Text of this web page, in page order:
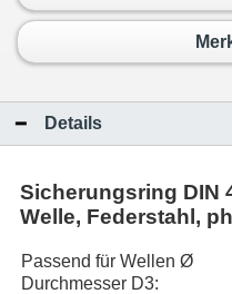
Details
Sicherungsring DIN
Welle, Federstahl,
Passend für Wellen Ø
Durchmesser D3: